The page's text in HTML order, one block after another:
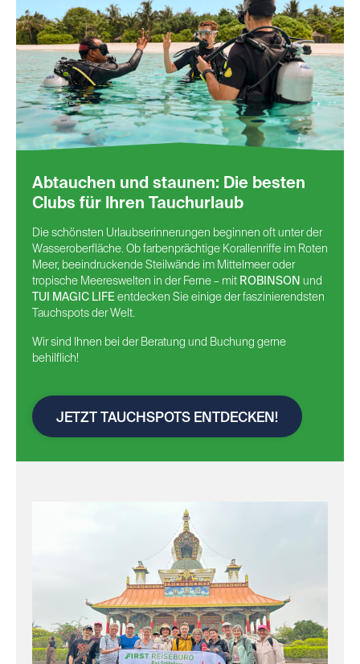
Abtauchen und staunen: Die besten
Clubs für Ihren Tauchurlaub
Die schönsten Urlaubserinnerungen beginnen oft unter der
Wasseroberfläche. Ob farbenprächtige Korallenriffe im Roten
Meer, beeindruckende Steilwände im Mittelmeer oder
tropische Meereswelten in der Ferne – mit ROBINSON und
TUI MAGIC LIFE entdecken Sie einige der faszinierendsten
Tauchspots der Welt.
Wir sind Ihnen bei der Beratung und Buchung gerne
behilflich!
JETZT TAUCHSPOTS ENTDECKEN!